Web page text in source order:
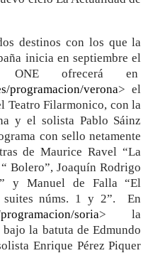
destinos con los que la
inicia en septiembre el
ofrecerá en
programacion/verona> el
Teatro Filarmonico, con la
y el solista Pablo Sáinz
con sello netamente
de Maurice Ravel “La
Bolero”, Joaquín Rodrigo
y Manuel de Falla “El
suites núms. 1 y 2”. En
soria> la
la batuta de Edmundo
Enrique Pérez Piquer